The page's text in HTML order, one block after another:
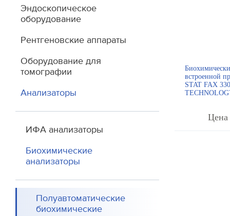
Эндоскопическое
оборудование
Рентгеновские аппараты
Оборудование для
томографии
Анализаторы
ИФА анализаторы
Биохимические
анализаторы
Полуавтоматические
биохимические
встроенной
STAT FAX
Цена